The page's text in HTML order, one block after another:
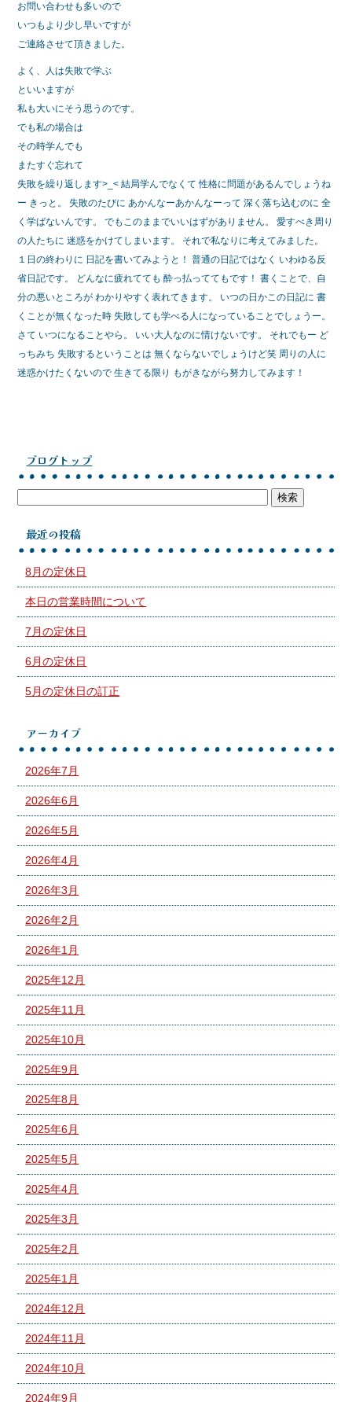
お問い合わせも多いので
いつもより少し早いですが
ご連絡させて頂きました。
よく、人は失敗で学ぶ
といいますが
私も大いにそう思うのです。
でも私の場合は
その時学んでも
またすぐ忘れて
失敗を繰り返します>_< 結局学んでなくて 性格に問題があるんでしょうね
ー きっと。 失敗のたびに あかんなーあかんなーって 深く落ち込むのに 全
く学ばないんです。 でもこのままでいいはずがありません。 愛すべき周り
の人たちに 迷惑をかけてしまいます。 それで私なりに考えてみました。
１日の終わりに 日記を書いてみようと！ 普通の日記ではなく いわゆる反
省日記です。 どんなに疲れてても 酔っ払っててもです！ 書くことで、自
分の悪いところが わかりやすく表れてきます。 いつの日かこの日記に 書
くことが無くなった時 失敗しても学べる人になっていることでしょうー。
さて いつになることやら。 いい大人なのに情けないです。 それでもー ど
っちみち 失敗するということは 無くならないでしょうけど笑 周りの人に
迷惑かけたくないので 生きてる限り もがきながら努力してみます！
ブログトップ
最近の投稿
8月の定休日
本日の営業時間について
7月の定休日
6月の定休日
5月の定休日の訂正
アーカイブ
2026年7月
2026年6月
2026年5月
2026年4月
2026年3月
2026年2月
2026年1月
2025年12月
2025年11月
2025年10月
2025年9月
2025年8月
2025年6月
2025年5月
2025年4月
2025年3月
2025年2月
2025年1月
2024年12月
2024年11月
2024年10月
2024年9月